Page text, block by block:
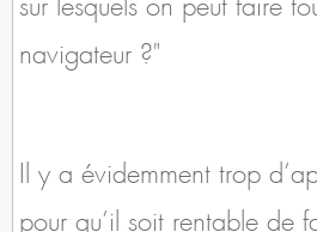
navigateur ?"
Il y a évidemment trop
pour qu’il soit rentable de